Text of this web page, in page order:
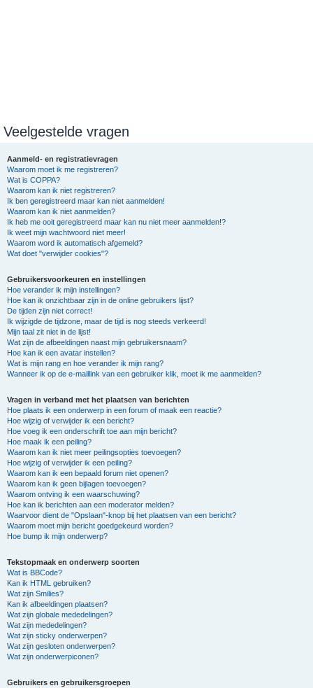
Veelgestelde vragen
Aanmeld- en registratievragen
Waarom moet ik me registreren?
Wat is COPPA?
Waarom kan ik niet registreren?
Ik ben geregistreerd maar kan niet aanmelden!
Waarom kan ik niet aanmelden?
Ik heb me ooit geregistreerd maar kan nu niet meer aanmelden!?
Ik weet mijn wachtwoord niet meer!
Waarom word ik automatisch afgemeld?
Wat doet "verwijder cookies"?
Gebruikersvoorkeuren en instellingen
Hoe verander ik mijn instellingen?
Hoe kan ik onzichtbaar zijn in de online gebruikers lijst?
De tijden zijn niet correct!
Ik wijzigde de tijdzone, maar de tijd is nog steeds verkeerd!
Mijn taal zit niet in de lijst!
Wat zijn de afbeeldingen naast mijn gebruikersnaam?
Hoe kan ik een avatar instellen?
Wat is mijn rang en hoe verander ik mijn rang?
Wanneer ik op de e-maillink van een gebruiker klik, moet ik me aanmelden?
Vragen in verband met het plaatsen van berichten
Hoe plaats ik een onderwerp in een forum of maak een reactie?
Hoe wijzig of verwijder ik een bericht?
Hoe voeg ik een onderschrift toe aan mijn bericht?
Hoe maak ik een peiling?
Waarom kan ik niet meer peilingsopties toevoegen?
Hoe wijzig of verwijder ik een peiling?
Waarom kan ik een bepaald forum niet openen?
Waarom kan ik geen bijlagen toevoegen?
Waarom ontving ik een waarschuwing?
Hoe kan ik berichten aan een moderator melden?
Waarvoor dient de "Opslaan"-knop bij het plaatsen van een bericht?
Waarom moet mijn bericht goedgekeurd worden?
Hoe bump ik mijn onderwerp?
Tekstopmaak en onderwerp soorten
Wat is BBCode?
Kan ik HTML gebruiken?
Wat zijn Smilies?
Kan ik afbeeldingen plaatsen?
Wat zijn globale mededelingen?
Wat zijn mededelingen?
Wat zijn sticky onderwerpen?
Wat zijn gesloten onderwerpen?
Wat zijn onderwerpiconen?
Gebruikers en gebruikersgroepen